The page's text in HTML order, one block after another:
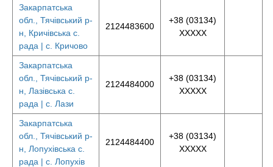
Закарпатська
обл., Тячівський р-
н, Кричівська с.
рада | с. Кричово
2124483600
+38 (03134)
XXXXX
Закарпатська
обл., Тячівський р-
н, Лазівська с.
рада | с. Лази
2124484000
+38 (03134)
XXXXX
Закарпатська
обл., Тячівський р-
н, Лопухівська с.
рада | с. Лопухів
2124484400
+38 (03134)
XXXXX